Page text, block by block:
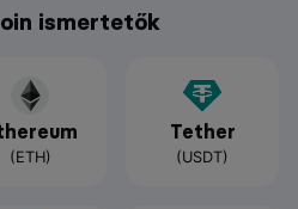
ismertetők
(ETH)
Tether
(USDT)